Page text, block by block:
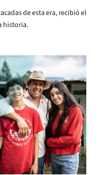
de esta era, recibió el
historia.